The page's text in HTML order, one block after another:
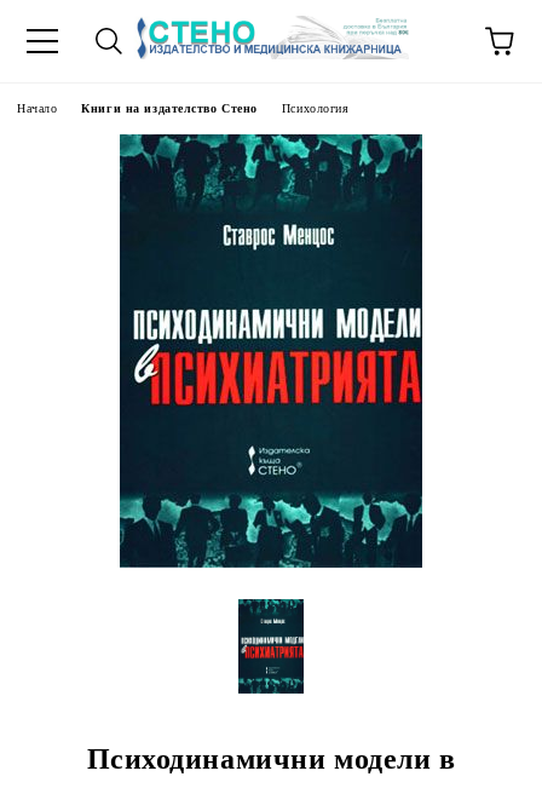
Начало Книги на издателство Стено Психология
Психодинамични модели в